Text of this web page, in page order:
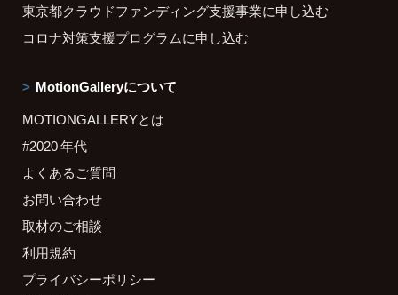
東京都クラウドファンディング支援事業に申し込む
コロナ対策支援プログラムに申し込む
MotionGalleryについて
MOTIONGALLERYとは
#2020 年代
よくあるご質問
お問い合わせ
取材のご相談
利用規約
プライバシーポリシー